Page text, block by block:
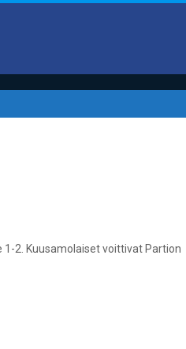
2. Kuusamolaiset voittivat Partion